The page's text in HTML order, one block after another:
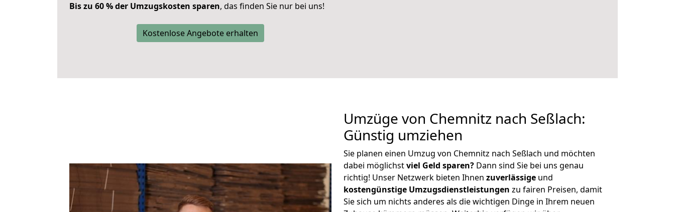
Bis zu 60 % der Umzugskosten sparen, das finden Sie nur bei uns!
Kostenlose Angebote erhalten
Umzüge von Chemnitz nach Seßlach:
Günstig umziehen
Sie planen einen Umzug von Chemnitz nach Seßlach und möchten
dabei möglichstviel Geld sparen? Dann sind Sie bei uns genau
richtig! Unser Netzwerk bieten Ihnen zuverlässige und
kostengünstige Umzugsdienstleistungen zu fairen Preisen, damit
Sie sich um nichts anderes als die wichtigen Dinge in Ihrem neuen